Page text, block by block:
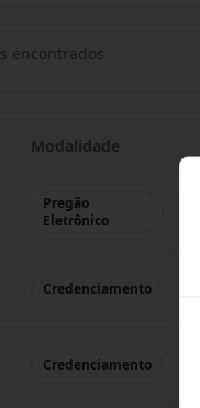
s encontrados
Modalidade
Pregão
Eletrônico
Credenciamento
Credenciamento